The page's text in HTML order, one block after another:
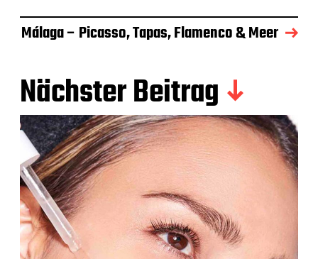
Málaga – Picasso, Tapas, Flamenco & Meer
Nächster Beitrag